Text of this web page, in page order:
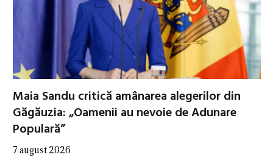
Maia Sandu critică amânarea alegerilor din
Găgăuzia: „Oamenii au nevoie de Adunare
Populară”
7 august 2026